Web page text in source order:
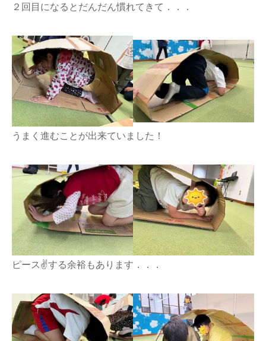
２回目になるとだんだん慣れてきて．．．
うまく進むことが出来ていました！
ピース✌する余裕もあります．．．